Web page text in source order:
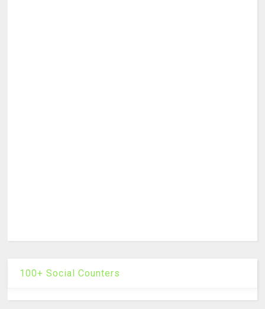
100+ Social Counters